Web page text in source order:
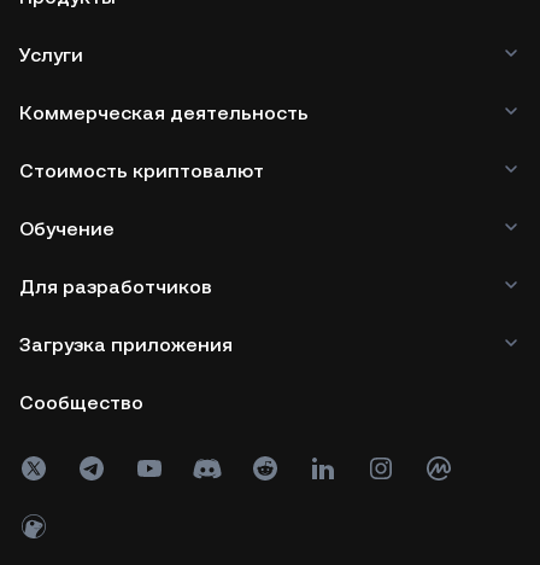
Услуги
Коммерческая деятельность
Стоимость криптовалют
Обучение
Для разработчиков
Загрузка приложения
Сообщество